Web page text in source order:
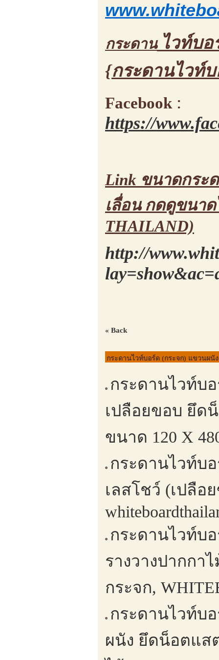
กระดาน ไวท์บอ
{กระดานไวท์
Facebook :
https://
Link ขนาดกระ
เลื่อน กดดูขนาด
THAILAND)
http://
« Back
กระดานไวท์บอร์ด (กระจก) แขวนผนั
กระดานไวท์บ
เปลือยขอบ ยึด
ขนาด 120 X
กระดานไวท์บ
เลสโชว์ (เปลือ
กระดานไวท์บ
รางวางปากกา
กระจก,
กระดานไวท์บอ
ผนัง ยึดน็อตแส